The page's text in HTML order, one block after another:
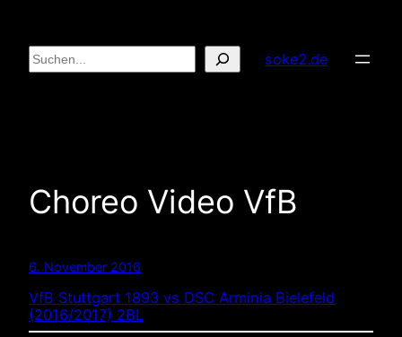
Inhalt
springen
Suchen soke2.de
Choreo Video VfB
6. November 2016
VfB Stuttgart 1893 vs DSC Arminia Bielefeld
(2016/2017) 2BL